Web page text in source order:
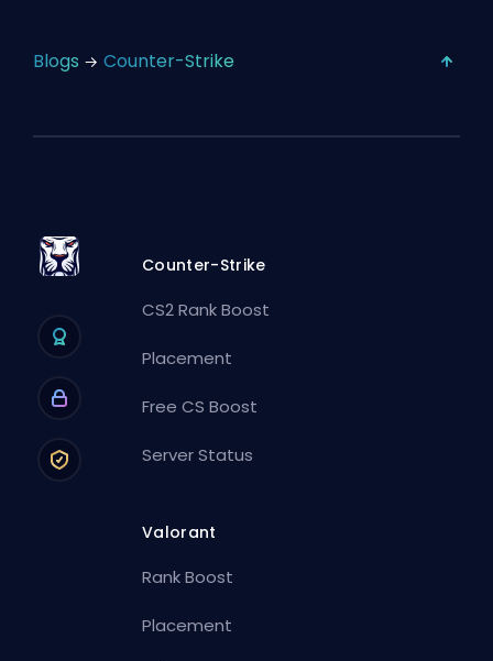
Blogs Counter-Strike
Counter-Strike
CS2 Rank Boost
Placement
Free CS Boost
Server Status
Valorant
Rank Boost
Placement